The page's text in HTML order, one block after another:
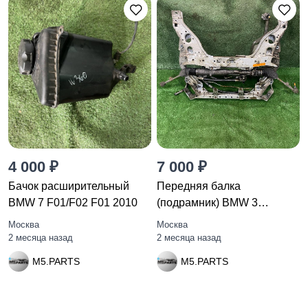
4 000 ₽
Бачок расширительный
BMW 7 F01/F02 F01 2010
Москва
2 месяца назад
M5.PARTS
7 000 ₽
Передняя балка
(подрамник) BMW 3
E92/E93 E92 2007
Москва
2 месяца назад
M5.PARTS